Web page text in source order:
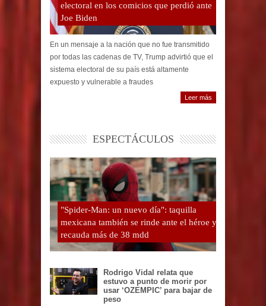
electoral en los comicios que perdió ante
Joe Biden
En un mensaje a la nación que no fue transmitido
por todas las cadenas de TV, Trump advirtió que el
sistema electoral de su país está altamente
expuesto y vulnerable a fraudes
Leer más
ESPECTÁCULOS
"Spider-Man: un nuevo día": taquilla
mexicana también se rinde ante el héroe y
recauda más de 38 mdd
Rodrigo Vidal relata que
estuvo a punto de morir por
usar ‘OZEMPIC’ para bajar de
peso